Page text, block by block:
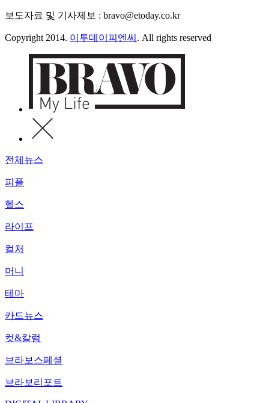
보도자료 및 기사제보 : bravo@etoday.co.kr
Copyright 2014. 이투데이피엔씨 . All rights reserved
전체뉴스
피플
헬스
라이프
컬처
머니
테마
카드뉴스
컷&칼럼
브라보스페셜
브라보리포트